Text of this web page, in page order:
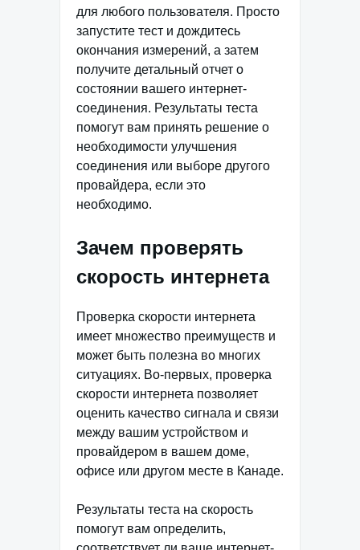
для любого пользователя. Просто
запустите тест и дождитесь
окончания измерений, а затем
получите детальный отчет о
состоянии вашего интернет-
соединения. Результаты теста
помогут вам принять решение о
необходимости улучшения
соединения или выборе другого
провайдера, если это
необходимо.
Зачем проверять
скорость интернета
Проверка скорости интернета
имеет множество преимуществ и
может быть полезна во многих
ситуациях. Во-первых, проверка
скорости интернета позволяет
оценить качество сигнала и связи
между вашим устройством и
провайдером в вашем доме,
офисе или другом месте в Канаде.
Результаты теста на скорость
помогут вам определить,